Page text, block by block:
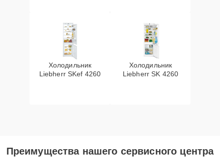
Холодильник
Liebherr SKef 4260
Холодильник
Liebherr SK 4260
Преимущества нашего сервисного центра